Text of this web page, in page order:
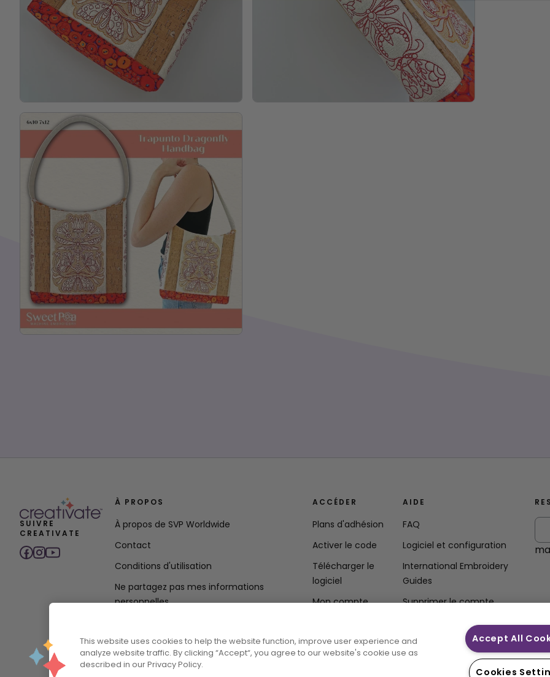
SUIVRE
CREATIVATE
À PROPOS
À propos de SVP Worldwide
Contact
Conditions d'utilisation
Ne partagez pas mes informations
personnelles
Déclaration de politique d'accessibilité
ACCÉDER
Plans d'adhésion
Activer le code
Télécharger le
logiciel
Mon compte
AIDE
FAQ
Logiciel et configuration
International Embroidery
Guides
Supprimer le compte
This website uses cookies to help the website function, improve user experience and
analyze website traffic. By clicking “Accept“, you agree to our website's cookie use as
described in our Privacy Policy.
Accept All
Cookies